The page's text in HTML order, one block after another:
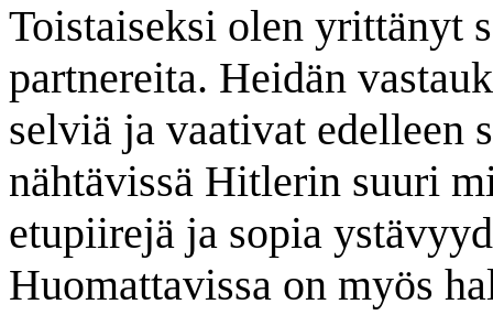
Toistaiseksi olen yrittänyt
partnereita. Heidän
selviä ja vaativat edelleen
nähtävissä Hitlerin suuri
etupiirejä ja sopia
Huomattavissa on myös